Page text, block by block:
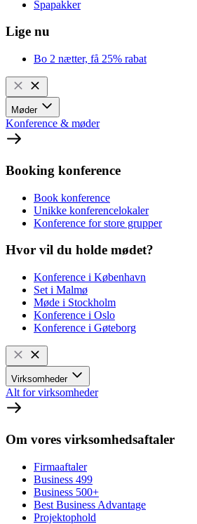
Spapakker
Lige nu
Bo 2 nætter, få 25% rabat
Møder
Konference & møder
Booking konference
Book konference
Unikke konferencelokaler
Konference for store grupper
Hvor vil du holde mødet?
Konference i København
Set i Malmø
Møde i Stockholm
Konference i Oslo
Konference i Gøteborg
Virksomheder
Alt for virksomheder
Om vores virksomhedsaftaler
Firmaaftaler
Business 499
Business 500+
Best Business Advantage
Projektophold